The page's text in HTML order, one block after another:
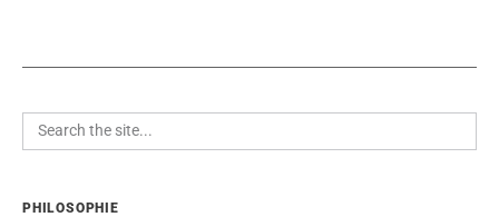
PHILOSOPHIE